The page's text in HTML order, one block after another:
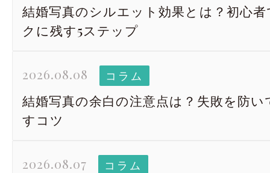
結婚写真のシルエット効果とは？初心
クに残す5ステップ
2026.08.08 コラム
結婚写真の余白の注意点は？失敗を防
すコツ
2026.08.07 コラム